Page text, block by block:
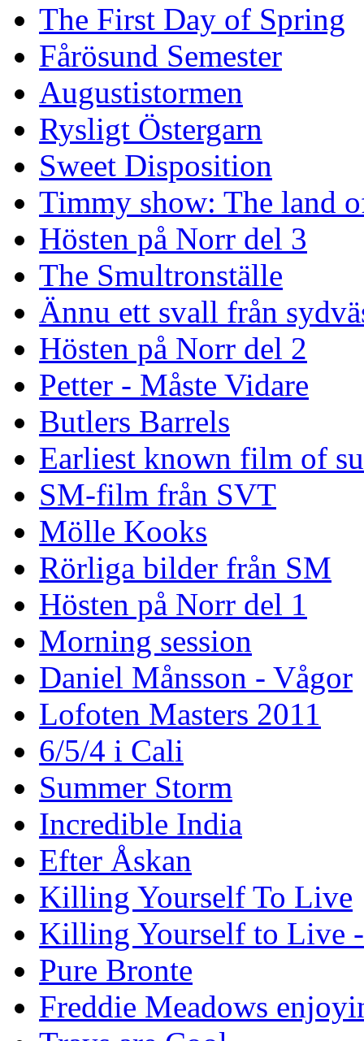
The First Day of Spring
Fårösund Semester
Augustistormen
Rysligt Östergarn
Sweet Disposition
Timmy show: The land
Hösten på Norr del 3
The Smultronställe
Ännu ett svall från
Hösten på Norr del 2
Petter - Måste Vidare
Butlers Barrels
Earliest known film of
SM-film från SVT
Mölle Kooks
Rörliga bilder från SM
Hösten på Norr del 1
Morning session
Daniel Månsson - Vågor
Lofoten Masters 2011
6/5/4 i Cali
Summer Storm
Incredible India
Efter Åskan
Killing Yourself To Live
Killing Yourself to Live -
Pure Bronte
Freddie Meadows